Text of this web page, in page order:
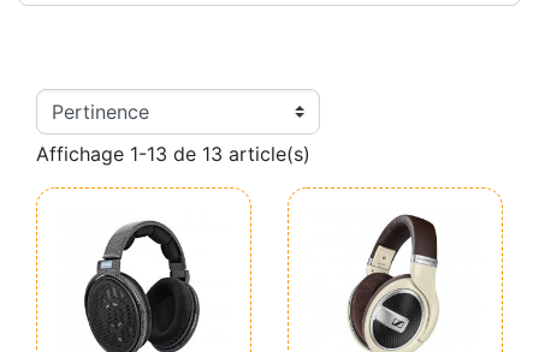
Affichage 1-13 de 13 article(s)